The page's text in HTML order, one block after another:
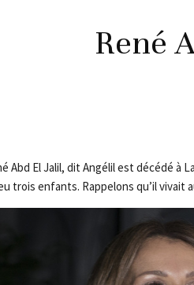
René
Abd El Jalil, dit Angélil est décédé à
trois enfants. Rappelons qu’il vivait